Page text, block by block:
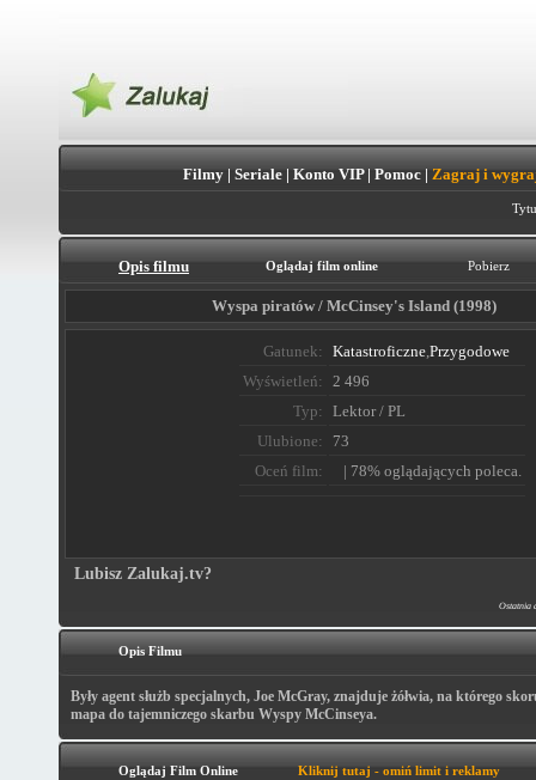
Filmy| Seriale| Konto VIP| Pomoc| Zagraj i
Opis filmu Oglądaj film online Pobierz
Wyspa piratów / McCinsey's Island (1998)
Gatunek: Katastroficzne,Przygodowe
Wyświetleń:
2 496
Typ:
Lektor / PL
Ulubione:
73
Oceń film:
| 78% oglądających poleca.
Lubisz Zalukaj.tv?
Ostatnia
Opis Filmu
Były agent służb specjalnych, Joe McGray, znajduje żółwia, na którego
mapa do tajemniczego skarbu Wyspy McCinseya.
Oglądaj Film Online Kliknij tutaj - omiń limit i reklamy